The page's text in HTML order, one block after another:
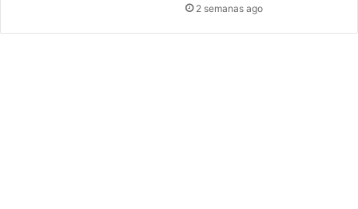
2 semanas ago